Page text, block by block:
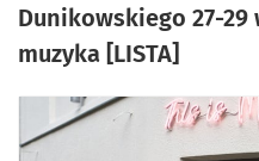
Dunikowskiego 27-29
muzyka [LISTA]